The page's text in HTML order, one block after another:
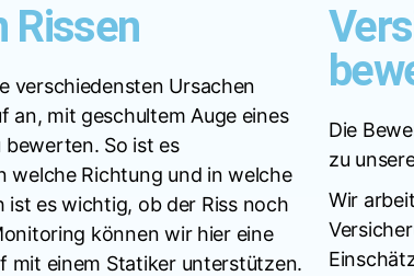
Rissen
verschiedensten Ursachen
an, mit geschultem Auge eines
bewerten. So ist es
welche Richtung und in welche
ist es wichtig, ob der Riss noch
können wir hier eine
mit einem Statiker unterstützen.
Die
zu
Wir